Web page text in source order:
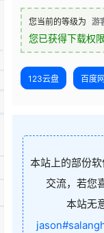
您当前的等级为 游
您已获得下载权限
123云盘 百度
本站上的部份
交流，若您
本站无